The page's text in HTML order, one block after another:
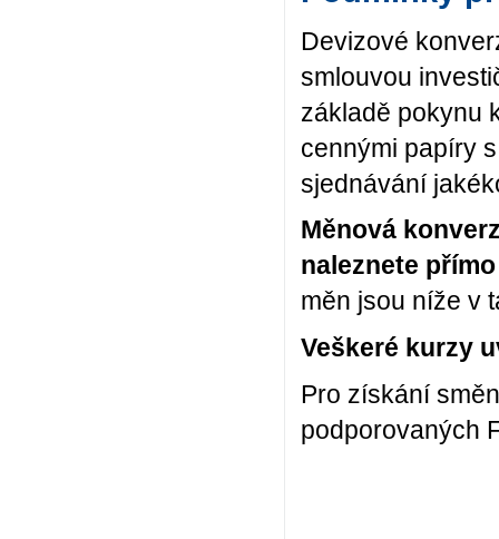
Devizové
smlouvou
základě pokynu
cennými papíry
sjednávání
Měnová
naleznete
měn jsou níže v
Veškeré kurzy
Pro získání
podporovaných